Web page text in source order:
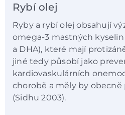
Rybí olej
Ryby a rybí olej obsahují
omega-3 mastných
a DHA), které mají
jiné tedy působí jako
kardiovaskulárních
chorobě a měly by obecně
(Sidhu 2003).